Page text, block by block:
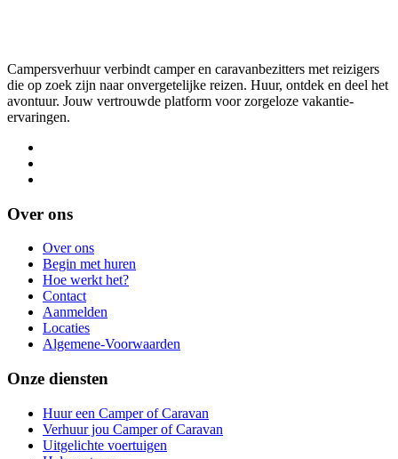
Campersverhuur verbindt camper en caravanbezitters met reizigers
die op zoek zijn naar onvergetelijke reizen. Huur, ontdek en deel het
avontuur. Jouw vertrouwde platform voor zorgeloze vakantie-
ervaringen.
Over ons
Over ons
Begin met huren
Hoe werkt het?
Contact
Aanmelden
Locaties
Algemene-Voorwaarden
Onze diensten
Huur een Camper of Caravan
Verhuur jou Camper of Caravan
Uitgelichte voertuigen